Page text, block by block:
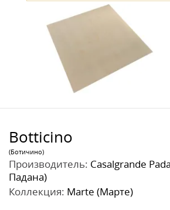
Botticino
(Ботичино)
Производитель: Casalgrande
Падана)
Коллекция: Marte (Марте)